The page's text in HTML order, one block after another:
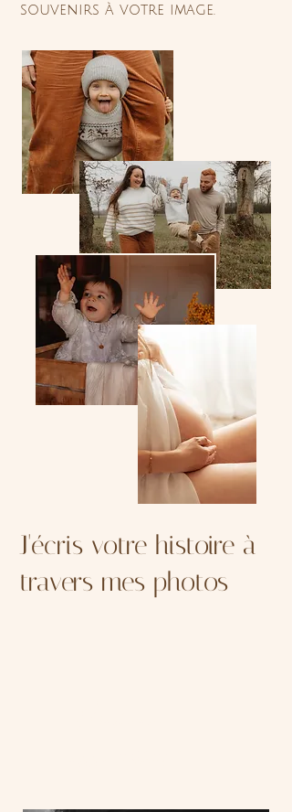
souvenirs à votre image.
J'écris votre histoire à
travers mes photos